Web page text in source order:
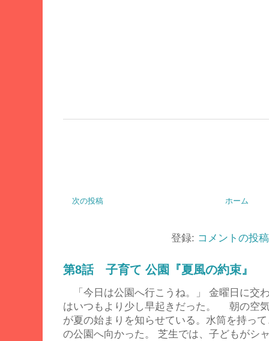
次の投稿 ホーム
登録: コメントの投
第8話 子育て 公園『夏風の約束』
「今日は公園へ行こうね。」 金曜日に交
はいつもより少し早起きだった。 朝の空
が夏の始まりを知らせている。水筒を持っ
の公園へ向かった。 芝生では、子どもがシ